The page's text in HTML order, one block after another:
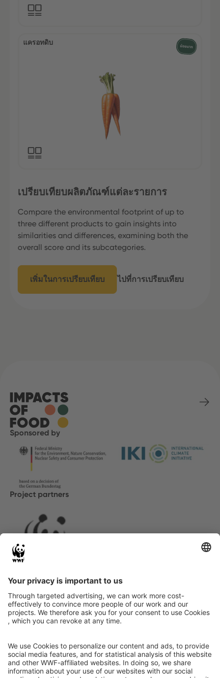
แครอทดิบ
เปรียบเทียบผลิตภัณฑ์แต่ละรายการ
Compare the environmental footprint of up to
three different products to gain insights into
similarities and differences, examining both the
overall score and its subcategories.
เพิ่มในการเปรียบเทียบ ไปที่การเปรียบเทียบ
Sponsored by
Project partners